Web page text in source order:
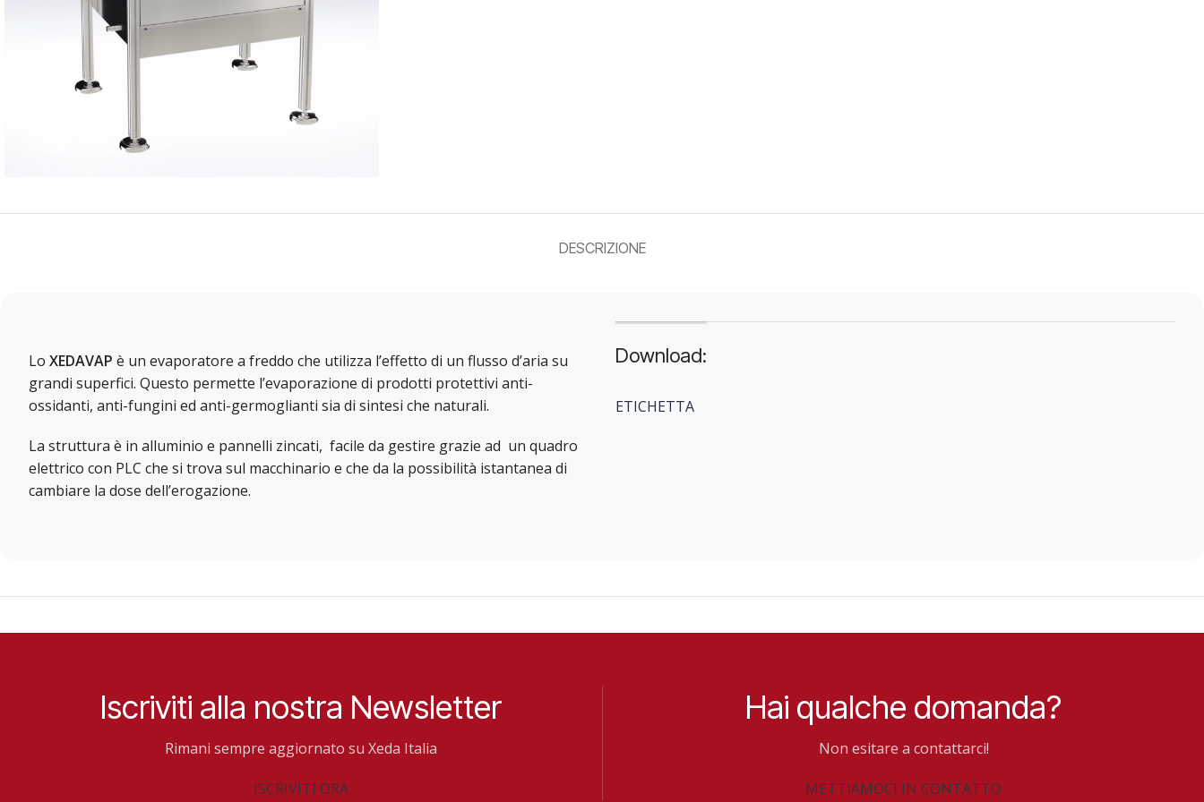
DESCRIZIONE
LoXEDAVAPè un evaporatore a freddo che utilizza l’effetto di un flusso d’aria su
grandi superfici. Questo permette l’evaporazione di prodotti protettivi anti-
ossidanti, anti-fungini ed anti-germoglianti sia di sintesi che naturali.
La struttura è in alluminio e pannelli zincati, facile da gestire grazie ad un quadro
elettrico con PLC che si trova sul macchinario e che da la possibilità istantanea di
cambiare la dose dell’erogazione.
Download:
ETICHETTA
Iscriviti alla nostra Newsletter
Rimani sempre aggiornato su Xeda Italia
ISCRIVITI ORA
Hai qualche domanda?
Non esitare a contattarci!
METTIAMOCI IN CONTATTO